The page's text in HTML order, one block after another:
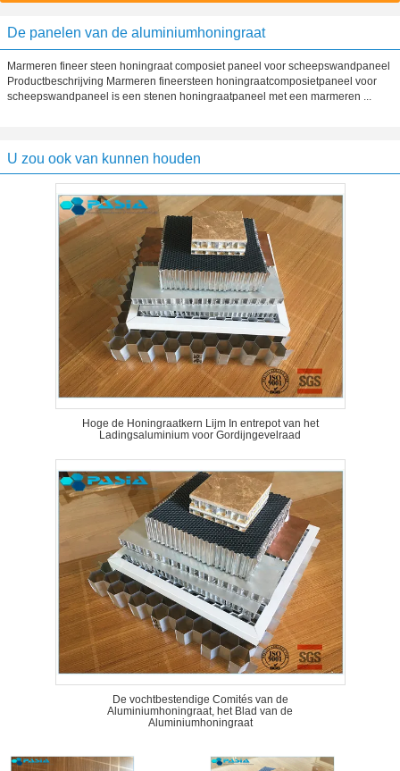
De panelen van de aluminiumhoningraat
Marmeren fineer steen honingraat composiet paneel voor scheepswandpaneel
Productbeschrijving Marmeren fineersteen honingraatcomposietpaneel voor
scheepswandpaneel is een stenen honingraatpaneel met een marmeren ...
U zou ook van kunnen houden
Hoge de Honingraatkern Lijm In entrepot van het
Ladingsaluminium voor Gordijngevelraad
De vochtbestendige Comités van de
Aluminiumhoningraat, het Blad van de
Aluminiumhoningraat